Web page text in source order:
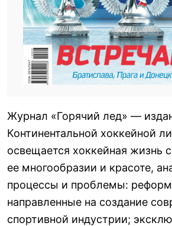
Журнал «Горячий лед» —
Континентальной хоккейной
освещается хоккейная жизнь
ее многообразии и красоте,
процессы и проблемы:
направленные на создание
спортивной индустрии;